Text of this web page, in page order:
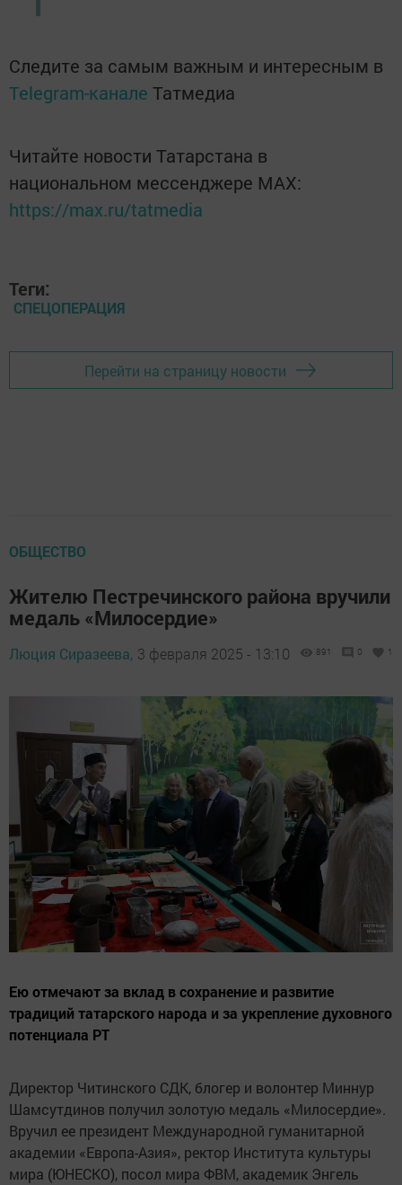
Следите за самым важным и интересным в
Telegram-канале Татмедиа
Читайте новости Татарстана в
национальном мессенджере MАХ:
https://max.ru/tatmedia
Теги:
СПЕЦОПЕРАЦИЯ
Перейти на страницу новости
ОБЩЕСТВО
Жителю Пестречинского района вручили
медаль «Милосердие»
Люция Сиразеева, 3 февраля 2025 - 13:10 891 0 1
Ею отмечают за вклад в сохранение и развитие
традиций татарского народа и за укрепление духовного
потенциала РТ
Директор Читинского СДК, блогер и волонтер Миннур
Шамсутдинов получил золотую медаль «Милосердие».
Вручил ее президент Международной гуманитарной
академии «Европа-Азия», ректор Института культуры
мира (ЮНЕСКО), посол мира ФВМ, академик Энгель